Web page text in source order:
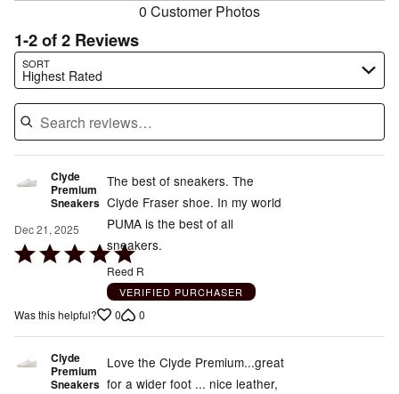
0 Customer Photos
1-2 of 2 Reviews
SORT
Highest Rated
Search reviews…
Clyde
Premium
Sneakers
Dec 21, 2025
Rated
of
5
The best of sneakers. The
Clyde Fraser shoe. In my world
PUMA is the best of all
sneakers.
Reed R
VERIFIED PURCHASER
Was this helpful? 0 0
Clyde
Premium
Sneakers
Love the Clyde Premium...great
for a wider foot ... nice leather,